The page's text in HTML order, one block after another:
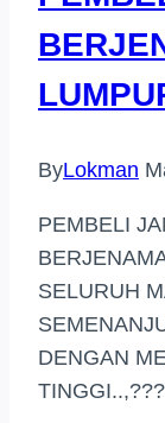
ByLokman
PEMBELI
SELURUH
DENGAN